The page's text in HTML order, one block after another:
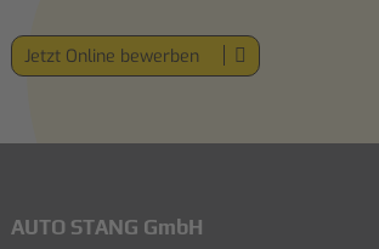
Jetzt Online bewerben
AUTO STANG GmbH